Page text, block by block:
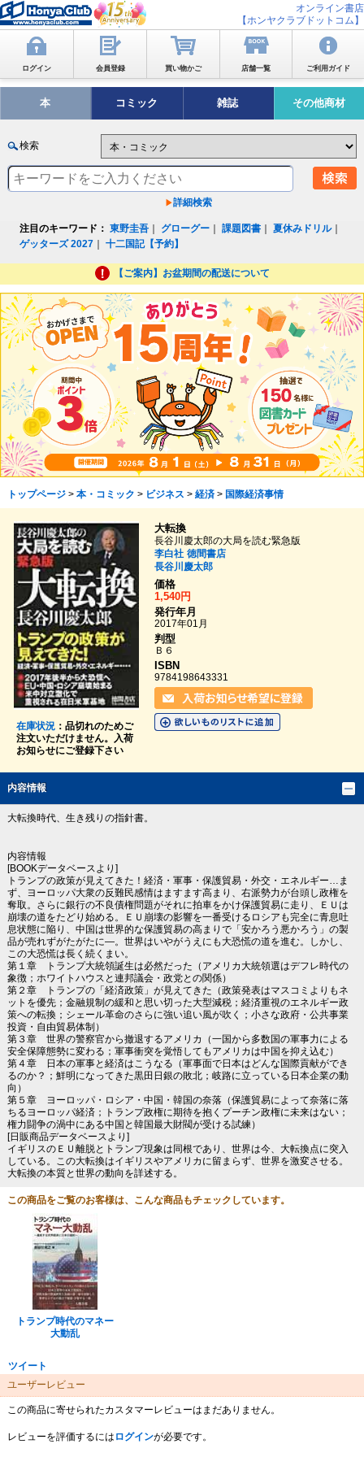
オンライン書店
【ホンヤクラブドットコム】
ログイン 会員登録 買い物かご 店舗一覧 ご利用ガイド
本 コミック 雑誌 その他商材
検索
詳細検索
注目のキーワード： 東野圭吾 グローグー ｜課題図書 ｜夏休みドリル｜
ゲッターズ 2027 ｜十二国記【予約】
【ご案内】お盆期間の配送について
トップページ> 本・コミック > ビジネス > 経済> 国際経済事情
在庫状況：品切れのためご
注文いただけません。入荷
お知らせにご登録下さい
大転換
長谷川慶太郎の大局を読む緊急版
李白社 徳間書店
長谷川慶太郎
価格
1,540円
発行年月
2017年01月
判型
Ｂ６
ISBN
9784198643331
内容情報
大転換時代、生き残りの指針書。
内容情報
[BOOKデータベースより]
トランプの政策が見えてきた！経済・軍事・保護貿易・外交・エネルギー…ま
ず、ヨーロッパ大衆の反難民感情はますます高まり、右派勢力が台頭し政権を
奪取。さらに銀行の不良債権問題がそれに拍車をかけ保護貿易に走り、ＥＵは
崩壊の道をたどり始める。ＥＵ崩壊の影響を一番受けるロシアも完全に青息吐
息状態に陥り、中国は世界的な保護貿易の高まりで「安かろう悪かろう」の製
品が売れずがたがたに―。世界はいやがうえにも大恐慌の道を進む。しかし、
この大恐慌は長く続くまい。
第１章 トランプ大統領誕生は必然だった（アメリカ大統領選はデフレ時代の
象徴；ホワイトハウスと連邦議会・政党との関係）
第２章 トランプの「経済政策」が見えてきた（政策発表はマスコミよりもネ
ットを優先；金融規制の緩和と思い切った大型減税；経済重視のエネルギー政
策への転換；シェール革命のさらに強い追い風が吹く；小さな政府・公共事業
投資・自由貿易体制）
第３章 世界の警察官から撤退するアメリカ（一国から多数国の軍事力による
安全保障態勢に変わる；軍事衝突を覚悟してもアメリカは中国を抑え込む）
第４章 日本の軍事と経済はこうなる（軍事面で日本はどんな国際貢献ができ
るのか？；鮮明になってきた黒田日銀の敗北；岐路に立っている日本企業の動
向）
第５章 ヨーロッパ・ロシア・中国・韓国の奈落（保護貿易によって奈落に落
ちるヨーロッパ経済；トランプ政権に期待を抱くプーチン政権に未来はない；
権力闘争の渦中にある中国と韓国最大財閥が受ける試練）
[日販商品データベースより]
イギリスのＥＵ離脱とトランプ現象は同根であり、世界は今、大転換点に突入
している。この大転換はイギリスやアメリカに留まらず、世界を激変させる。
大転換の本質と世界の動向を詳述する。
この商品をご覧のお客様は、こんな商品もチェックしています。
トランプ時代のマネー
大動乱
ツイート
ユーザーレビュー
この商品に寄せられたカスタマーレビューはまだありません。
レビューを評価するには ログインが必要です。